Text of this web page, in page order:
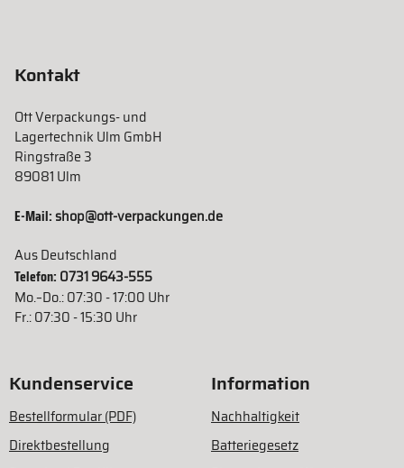
Kontakt
Ott Verpackungs- und
Lagertechnik Ulm GmbH
Ringstraße 3
89081 Ulm
E-Mail:shop@ott-verpackungen.de
Aus Deutschland
Telefon: 0731 9643-555
Mo.–Do.: 07:30 - 17:00 Uhr
Fr.: 07:30 - 15:30 Uhr
Kundenservice
Bestellformular (PDF)
Direktbestellung
Information
Nachhaltigkeit
Batteriegesetz